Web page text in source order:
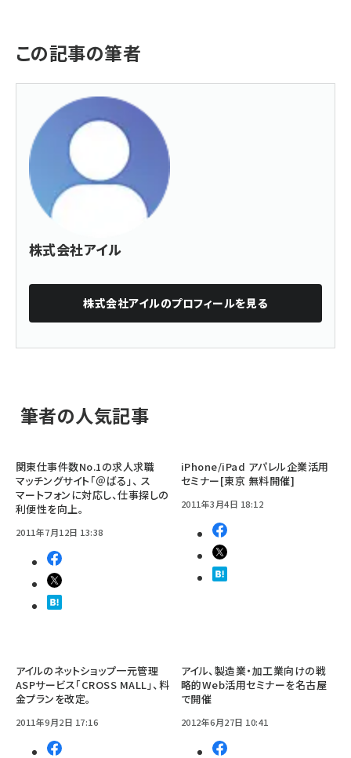
この記事の筆者
株式会社アイル
株式会社アイルのプロフィールを見る
筆者の人気記事
関東仕事件数No.1の求人求職
マッチングサイト「＠ばる」、 ス
マートフォンに対応し、仕事探しの
利便性を向上。
2011年7月12日 13:38
iPhone/iPad アパレル企業活用
セミナー[東京 無料開催]
2011年3月4日 18:12
アイルのネットショップ一元管理
ASPサービス「CROSS MALL」、料
金プランを改定。
2011年9月2日 17:16
アイル、製造業・加工業向けの戦
略的Web活用セミナーを名古屋
で開催
2012年6月27日 10:41